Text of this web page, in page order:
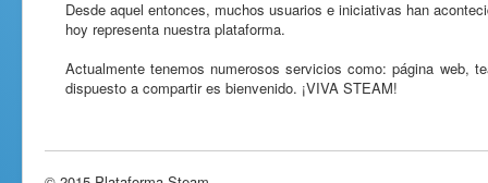
Desde aquel entonces, muchos usuarios e iniciativas han
hoy representa nuestra plataforma.
Actualmente tenemos numerosos servicios como: página web,
dispuesto a compartir es bienvenido. ¡VIVA STEAM!